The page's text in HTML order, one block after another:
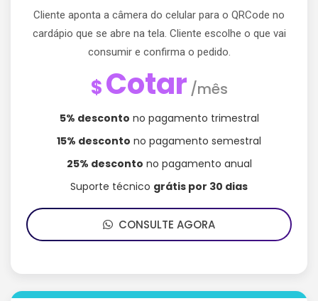
Cliente aponta a câmera do celular para o QRCode no
cardápio que se abre na tela. Cliente escolhe o que vai
consumir e confirma o pedido.
$Cotar /mês
5% desconto no pagamento trimestral
15% desconto no pagamento semestral
25% desconto no pagamento anual
Suporte técnico grátis por 30 dias
CONSULTE AGORA